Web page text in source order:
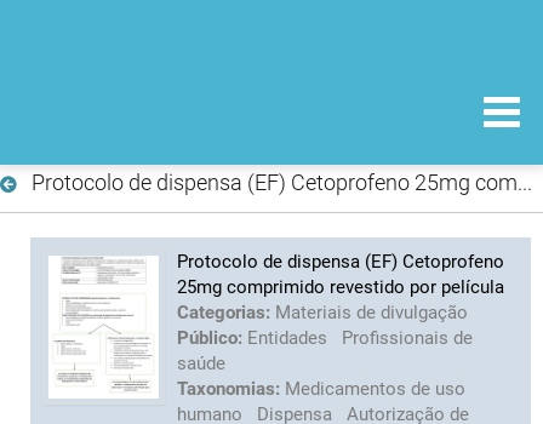
Protocolo de dispensa (EF) Cetoprofeno 25mg comprimido revestido por película
Protocolo de dispensa (EF) Cetoprofeno
25mg comprimido revestido por película
Categorias: Materiais de divulgação
Público: Entidades
Profissionais de
saúde
Taxonomias: Medicamentos de uso
humano
Dispensa
Autorização de